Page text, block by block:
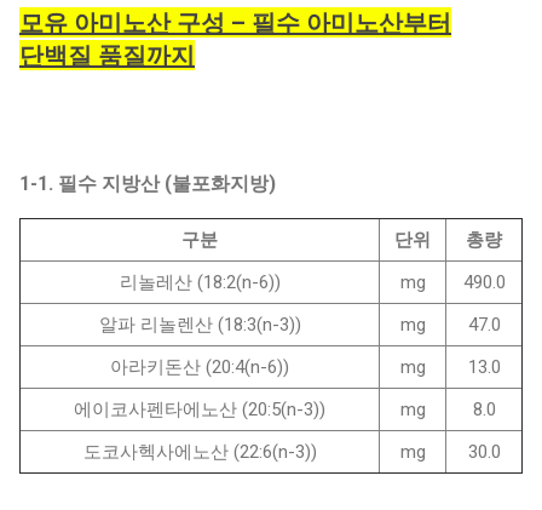
모유 아미노산 구성 – 필수 아미노산부터
단백질 품질까지
1-1. 필수 지방산 (불포화지방)
구분 단위
총량
리놀레산 (18:2(n-6))
mg
490.0
알파 리놀렌산 (18:3(n-3))
mg
47.0
아라키돈산 (20:4(n-6))
mg
13.0
에이코사펜타에노산 (20:5(n-3))
mg
8.0
도코사헥사에노산 (22:6(n-3))
mg 30.0